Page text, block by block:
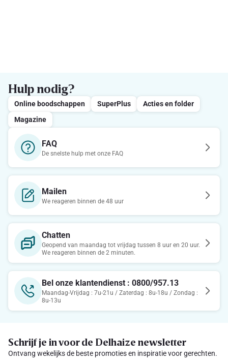
Hulp nodig?
Online boodschappen SuperPlus
Acties en folder
Magazine
FAQ
De snelste hulp met onze FAQ
Mailen
We reageren binnen de 48 uur
Chatten
Geopend van maandag tot vrijdag tussen 8 uur en 20 uur.
We reageren binnen de 2 minuten.
Bel onze klantendienst : 0800/957.13
Maandag-Vrijdag : 7u-21u / Zaterdag : 8u-18u / Zondag :
8u-13u
Schrijf je in voor de Delhaize newsletter
Ontvang wekelijks de beste promoties en inspiratie voor gerechten.